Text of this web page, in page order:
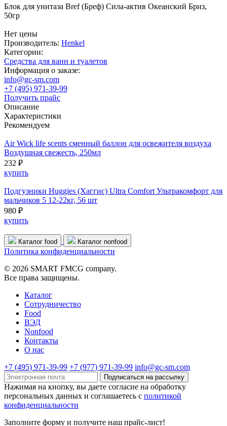
Блок для унитаза Bref (Бреф) Сила-актив Океанский Бриз,
50гр
Нет цены
Производитель: Henkel
Категории:
Средства для ванн и туалетов
Информация о заказе:
info@gc-sm.com
+7 (495) 971-39-99
Получить прайс
Описание
Характеристики
Рекомендуем
Air Wick life scents cменный баллон для освежителя воздуха
Воздушная свежесть, 250мл
232 ₽
купить
Подгузники Huggies (Хаггис) Ultra Comfort Ультракомфорт для
мальчиков 5 12-22кг, 56 шт
980 ₽
купить
Каталог food Каталог nonfood
Политика конфиденциальности
© 2026 SMART FMCG company.
Все права защищены.
Каталог
Cотрудничество
Food
ВЭД
Nonfood
Контакты
О нас
+7 (495) 971-39-99 +7 (977) 971-39-99 info@gc-sm.com
Подписаться на рассылку
Нажимая на кнопку, вы даете согласие на обработку
персональных данных и соглашаетесь c политикой
конфиденциальности
Заполните форму и получите наш прайс-лист!